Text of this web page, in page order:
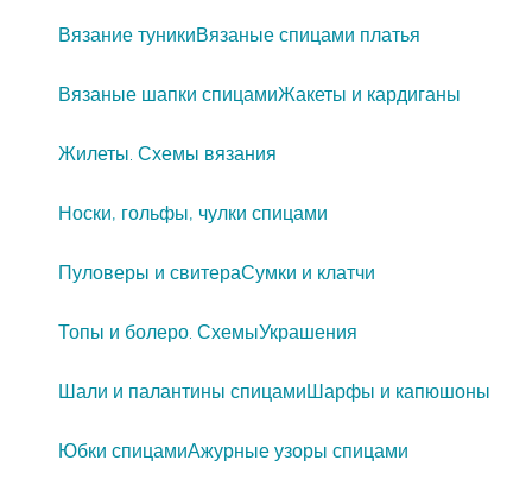
Вязание туникиВязаные спицами платья
Вязаные шапки спицамиЖакеты и кардиганы
Жилеты. Схемы вязания
Носки, гольфы, чулки спицами
Пуловеры и свитераСумки и клатчи
Топы и болеро. СхемыУкрашения
Шали и палантины спицамиШарфы и капюшоны
Юбки спицамиАжурные узоры спицами